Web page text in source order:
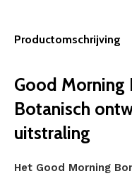
Productomschrijving
Good Morning
Botanisch
uitstraling
Het Good Morning